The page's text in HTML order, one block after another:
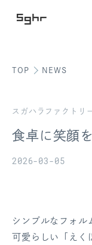
ショッピン
TOP NEWS
スガハラファクトリ
食卓に笑顔
2026-03-05
シンプルなフォル
可愛らしい「えく